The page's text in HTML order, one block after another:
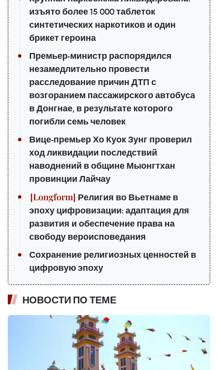
изъято более 15 000 таблеток
синтетических наркотиков и один
брикет героина
Премьер-министр распорядился
незамедлительно провести
расследование причин ДТП с
возгоранием пассажирского автобуса
в Донгнае, в результате которого
погибли семь человек
Вице-премьер Хо Куок Зунг проверил
ход ликвидации последствий
наводнений в общине Мыонгтхан
провинции Лайчау
Религия во Вьетнаме в
эпоху цифровизации: адаптация для
развития и обеспечение права на
свободу вероисповедания
Сохранение религиозных ценностей в
цифровую эпоху
НОВОСТИ ПО ТЕМЕ